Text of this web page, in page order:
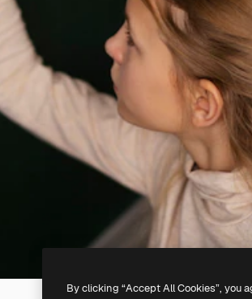
By clicking “Accept All Cookies”, you